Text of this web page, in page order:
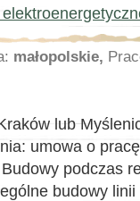
małopolskie,
lub
umowa o
podczas
budowy